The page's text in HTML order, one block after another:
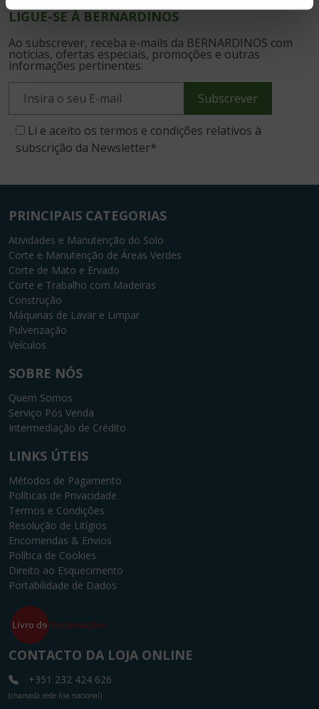
LIGUE-SE À BERNARDINOS
Ao subscrever, receba e-mails da BERNARDINOS com
notícias, ofertas especiais, promoções e outras
informações pertinentes.
Subscrever
Li e aceito os termos e condições relativos à
subscrição da Newsletter*
PRINCIPAIS CATEGORIAS
Atividades e Manutenção do Solo
Corte e Manutenção de Áreas Verdes
Corte de Mato e Ervado
Corte e Trabalho com Madeiras
Construção
Máquinas de Lavar e Limpar
Pulverização
Veículos
SOBRE NÓS
Quem Somos
Serviço Pós Venda
Intermediação de Crédito
LINKS ÚTEIS
Métodos de Pagamento
Políticas de Privacidade
Termos e Condições
Resolução de Litígios
Encomendas & Envios
Política de Cookies
Direito ao Esquecimento
Portabilidade de Dados
CONTACTO DA LOJA ONLINE
+351 232 424 626
(chamada rede fixa nacional)